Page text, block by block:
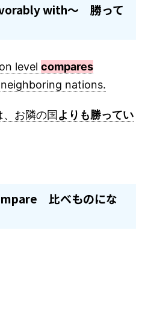
with～ 勝って
level compares
nations.
お隣の国 よりも勝ってい
比べものにな